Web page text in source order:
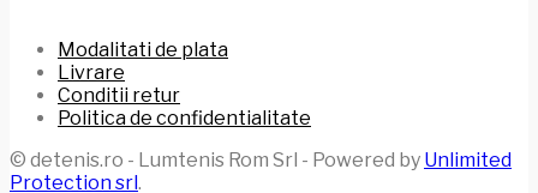
Modalitati de plata
Livrare
Conditii retur
Politica de confidentialitate
© detenis.ro - Lumtenis Rom Srl - Powered by Unlimited
Protection srl .